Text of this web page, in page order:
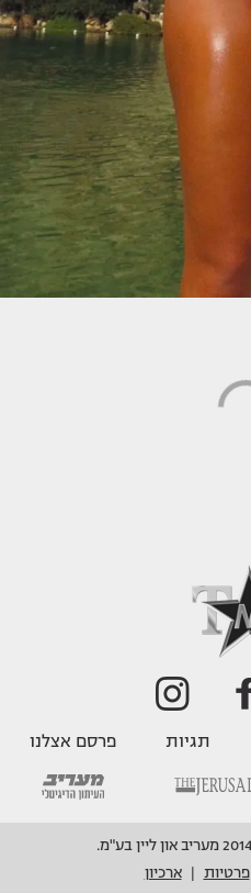
תגיות פרסם אצלנו
פרטיות ארכיון